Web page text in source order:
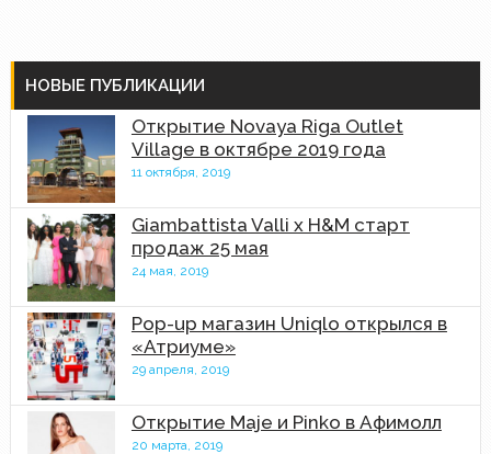
НОВЫЕ ПУБЛИКАЦИИ
Открытие Novaya Riga Outlet
Village в октябре 2019 года
11 октября, 2019
Giambattista Valli x H&M старт
продаж 25 мая
24 мая, 2019
Pop-up магазин Uniqlo открылся в
«Атриуме»
29 апреля, 2019
Открытие Maje и Pinko в Афимолл
20 марта, 2019